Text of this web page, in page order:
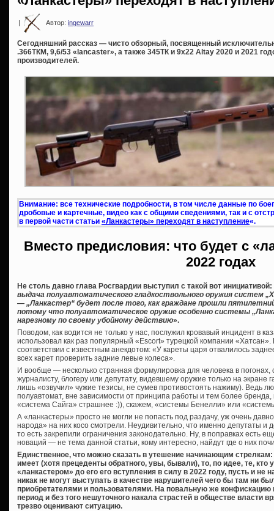
| Автор: ingewarr
Сегодняшний рассказ — чисто обзорный, посвященный
.366ТКМ, 9,6/53 «lancaster», а также 345ТК и 9х22 Altay 2020 и 2021
производителей.
Внимание: все технические подробности, в том числе данные по
дробовые и картечные, видео как с общими сведениями, так и с
в первой части статьи «Ланкастеры» переходят в наступление«.
Вместо предисловия: что будет с
2022 годах
Не столь давно глава Росгвардии выступил с такой вот инициативой:
выдача полуавтоматического гладкоствольного оружия систем
— „Ланкастер“ будет после того, как граждане прошли
потому что полуавтоматическое оружие особенно системы
нарезному по своему убойному действию».
Поводом, как водится не только у нас, послужил кровавый инцидент в
использовал как раз популярный «Escort» турецкой компании «Хатсан».
соответствии с известным анекдотом: «У кареты царя отвалилось
всех карет проверить задние левые колеса».
И вообще — несколько странная формулировка для человека в
журналисту, блогеру или депутату, видевшему оружие только на экране
лишь «озвучил» чужие тезисы, не сумев противостоять нажиму). Ведь
полуавтомат, вне зависимости от принципа работы и тем более
«система Сайга» страшнее :)), скажем, «системы Бенелли» или
А «ланкастеры» просто не могли не попасть под раздачу, уж очень
народа» на них косо смотрели. Неудивительно, что именно депутаты и
то есть закрепили ограничения законодательно. Ну, в поправках есть
новаций — не тема данной статьи, кому интересно, найдут где о них
Единственное, что можно сказать в утешение начинающим
имеет (хотя прецеденты обратного, увы, бывали), то, по идее, те, кто
«ланкастером» до его его вступления в силу в 2022 году, пусть и не
никак не могут выступать в качестве нарушителей чего бы там ни
приобретателями и пользователями. На повальную же конфискацию
период и без того нешуточного накала страстей в обществе власти
трезво оценивают ситуацию.